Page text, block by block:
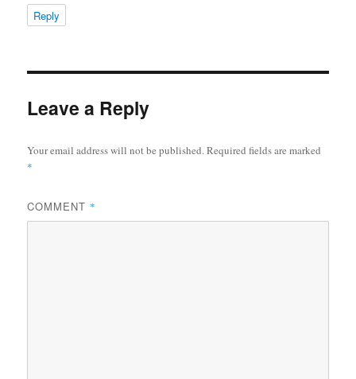
Reply
Leave a Reply
Your email address will not be published.Required fields are marked
*
COMMENT *